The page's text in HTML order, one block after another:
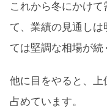
これから冬にかけ
て、業績の見通し
ては堅調な相場が続
他に目をやると、
占めています。